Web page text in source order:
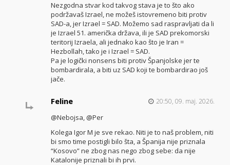
Nezgodna stvar kod takvog stava je to što ako
podržavaš Izrael, ne možeš istovremeno biti protiv
SAD-a, jer Izrael = SAD. Možemo sad raspravljati da li
je Izrael 51. američka država, ili je SAD prekomorski
teritorij Izraela, ali jednako kao što je Iran =
Hezbollah, tako je i Izrael = SAD.
Pa je logički nonsens biti protiv Španjolske jer te
bombardirala, a biti uz SAD koji te bombardirao još
jače.
Feline 20:50, 09. maj. 2026.
@Nebojsa, @Per
Kolega Igor M je sve rekao. Niti je to naš problem, niti
bi smo time postigli bilo šta, a Španija nije priznala
“Kosovo” ne zbog nas nego zbog sebe: da nije
Katalonije priznali bi ih prvi.